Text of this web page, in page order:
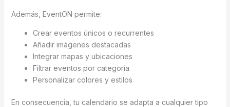
Además, EventON permite:
Crear eventos únicos o recurrentes
Añadir imágenes destacadas
Integrar mapas y ubicaciones
Filtrar eventos por categoría
Personalizar colores y estilos
En consecuencia, tu calendario se adapta a cualquier tipo